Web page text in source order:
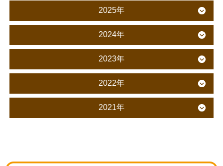
2025年
2024年
2023年
2022年
2021年